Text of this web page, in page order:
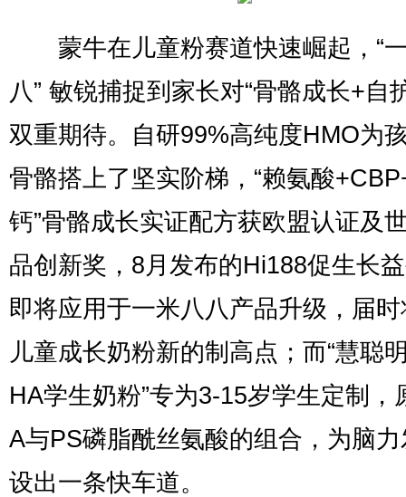
蒙牛在儿童粉赛道快速崛起，“
八” 敏锐捕捉到家长对“骨骼成长+自
双重期待。自研99%高纯度HMO为
骨骼搭上了坚实阶梯，“赖氨酸
钙”骨骼成长实证配方获欧盟认证及
品创新奖，8月发布的Hi188促生长
即将应用于一米八八产品升级，届
儿童成长奶粉新的制高点；而“慧聪
HA学生奶粉”专为3-15岁学生定制，
A与PS磷脂酰丝氨酸的组合，为脑
设出一条快车道。